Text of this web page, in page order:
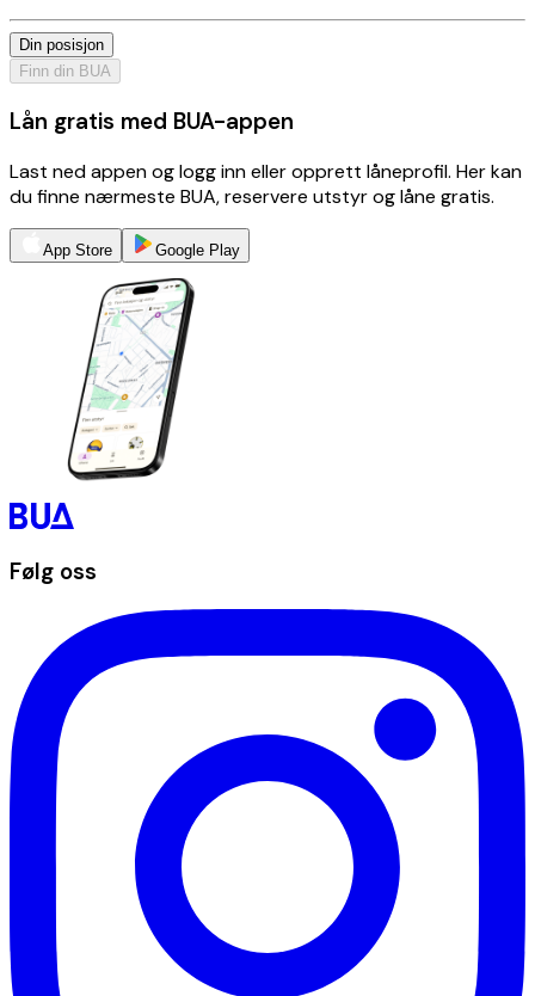
Din posisjon
Finn din BUA
Lån gratis med BUA-appen
Last ned appen og logg inn eller opprett låneprofil. Her kan
du finne nærmeste BUA, reservere utstyr og låne gratis.
App Store Google Play
Følg oss